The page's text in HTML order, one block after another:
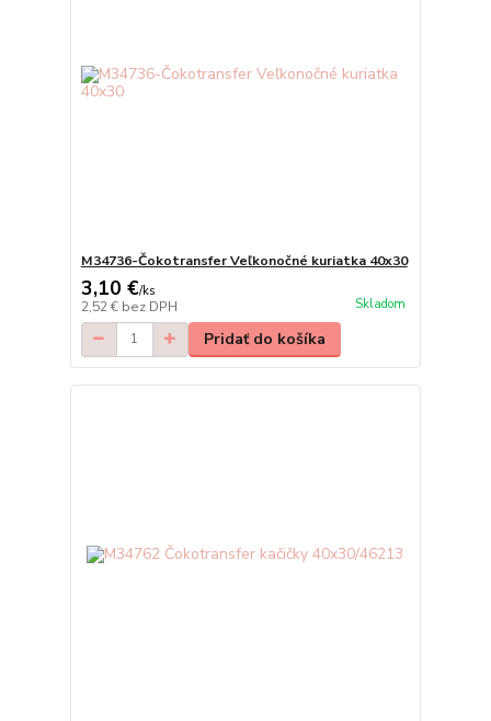
M34736-Čokotransfer Veľkonočné kuriatka 40x30
3,10 €/ks
2,52 € bez DPH Skladom
Pridať do košíka